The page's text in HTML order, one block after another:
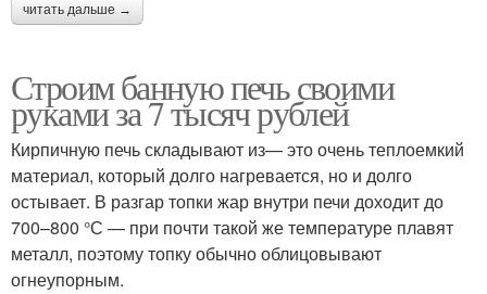
читать дальше →
Строим банную печь своими
руками за 7 тысяч рублей
Кирпичную печь складывают из— это очень теплоемкий
материал, который долго нагревается, но и долго
остывает. В разгар топки жар внутри печи доходит до
700–800 °С — при почти такой же температуре плавят
металл, поэтому топку обычно облицовывают
огнеупорным.